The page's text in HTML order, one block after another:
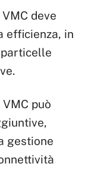
VMC deve
efficienza, in
VMC può
gestione